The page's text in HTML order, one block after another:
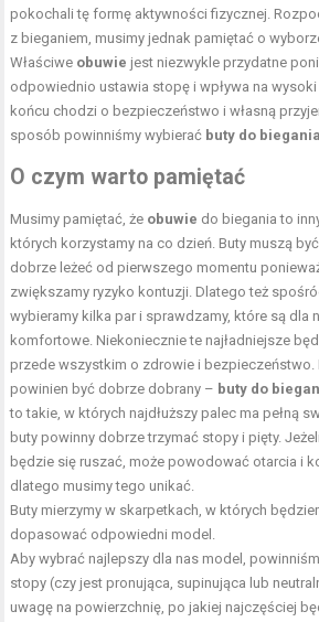
pokochali tę formę aktywności fizycznej.
z bieganiem, musimy jednak pamiętać o
Właściwe obuwie jest niezwykle przydatne
odpowiednio ustawia stopę i wpływa na
końcu chodzi o bezpieczeństwo i własną
sposób powinniśmy wybierać buty do biegania
O czym warto pamiętać
Musimy pamiętać, że obuwie do biegania to
których korzystamy na co dzień. Buty muszą
dobrze leżeć od pierwszego momentu
zwiększamy ryzyko kontuzji. Dlatego też
wybieramy kilka par i sprawdzamy, które są dla
komfortowe. Niekoniecznie te najładniejsze
przede wszystkim o zdrowie i bezpieczeństwo.
powinien być dobrze dobrany – buty do
to takie, w których najdłuższy palec ma pełną
buty powinny dobrze trzymać stopy i pięty.
będzie się ruszać, może powodować otarcia i
dlatego musimy tego unikać.
Buty mierzymy w skarpetkach, w których
dopasować odpowiedni model.
Aby wybrać najlepszy dla nas model,
stopy (czy jest pronująca, supinująca lub
uwagę na powierzchnię, po jakiej najczęściej